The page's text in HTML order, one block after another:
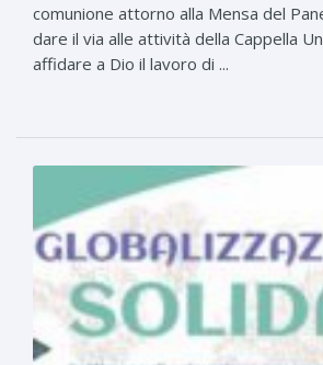
comunione attorno alla Mensa del
dare il via alle attività della Cappella
affidare a Dio il lavoro di ...